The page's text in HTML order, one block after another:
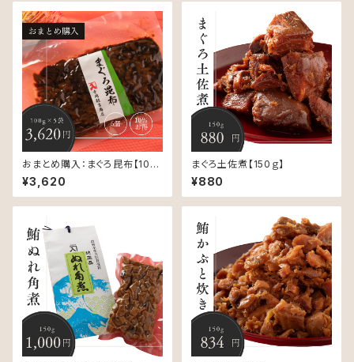
おまとめ購入：まぐろ昆布【100
ｇ】
¥3,620
まぐろ土佐煮【150ｇ】
¥880